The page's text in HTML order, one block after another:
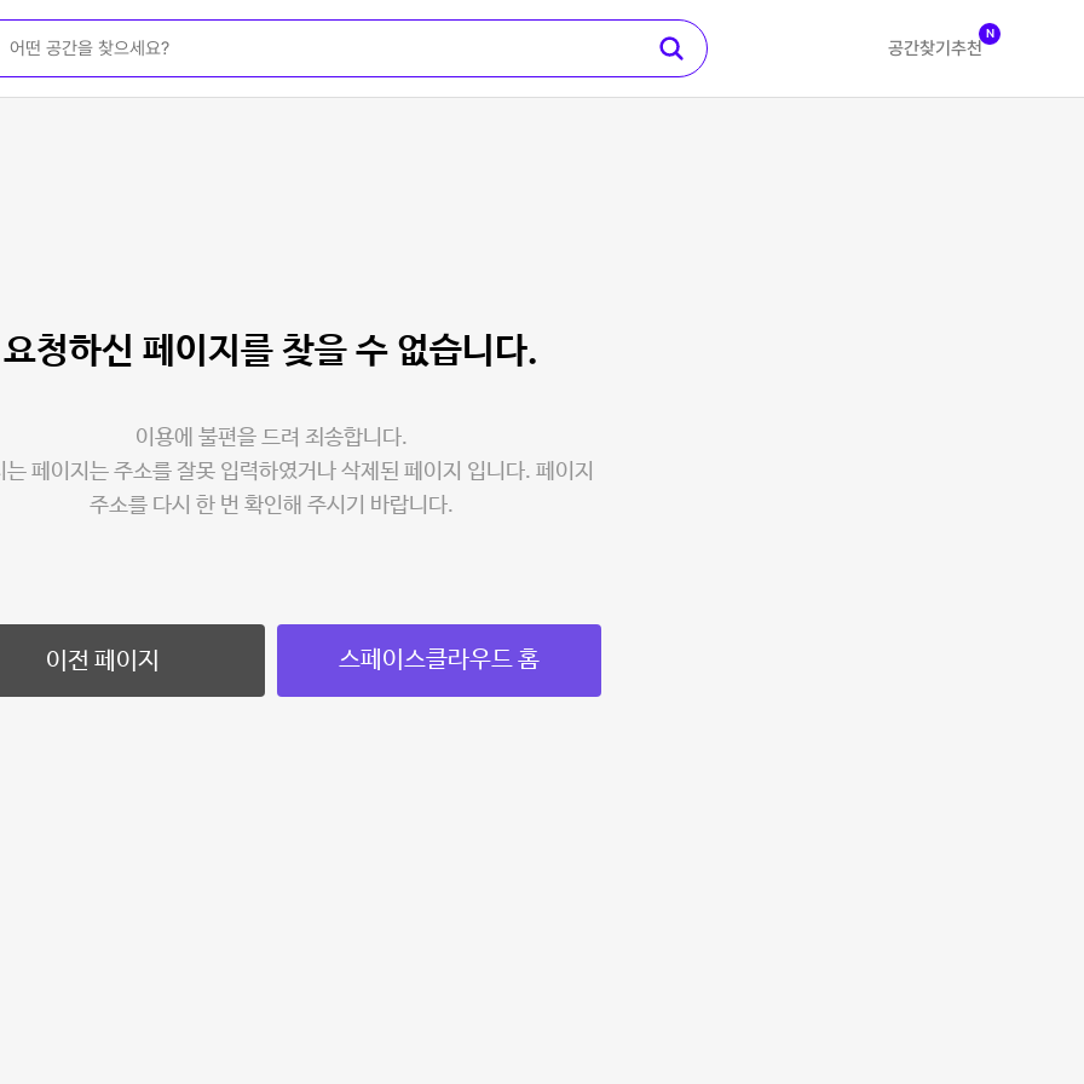
공간찾기 추천
N
요청하신 페이지를 찾을 수 없습니다.
이용에 불편을 드려 죄송합니다.
는 페이지는 주소를 잘못 입력하였거나 삭제된 페이지 입니다. 페이지
주소를 다시 한 번 확인해 주시기 바랍니다.
이전 페이지 스페이스클라우드 홈